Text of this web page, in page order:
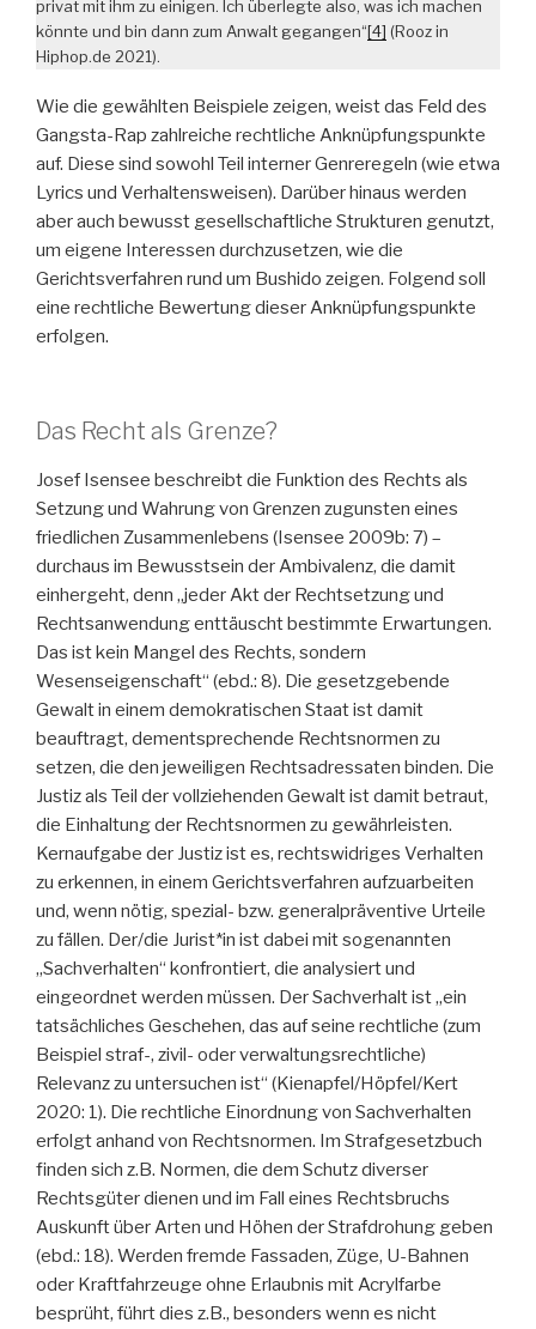
privat mit ihm zu einigen. Ich überlegte also, was ich machen
könnte und bin dann zum Anwalt gegangen“[4] (Rooz in
Hiphop.de 2021).
Wie die gewählten Beispiele zeigen, weist das Feld des
Gangsta-Rap zahlreiche rechtliche Anknüpfungspunkte
auf. Diese sind sowohl Teil interner Genreregeln (wie etwa
Lyrics und Verhaltensweisen). Darüber hinaus werden
aber auch bewusst gesellschaftliche Strukturen genutzt,
um eigene Interessen durchzusetzen, wie die
Gerichtsverfahren rund um Bushido zeigen. Folgend soll
eine rechtliche Bewertung dieser Anknüpfungspunkte
erfolgen.
Das Recht als Grenze?
Josef Isensee beschreibt die Funktion des Rechts als
Setzung und Wahrung von Grenzen zugunsten eines
friedlichen Zusammenlebens (Isensee 2009b: 7) –
durchaus im Bewusstsein der Ambivalenz, die damit
einhergeht, denn „jeder Akt der Rechtsetzung und
Rechtsanwendung enttäuscht bestimmte Erwartungen.
Das ist kein Mangel des Rechts, sondern
Wesenseigenschaft“ (ebd.: 8). Die gesetzgebende
Gewalt in einem demokratischen Staat ist damit
beauftragt, dementsprechende Rechtsnormen zu
setzen, die den jeweiligen Rechtsadressaten binden. Die
Justiz als Teil der vollziehenden Gewalt ist damit betraut,
die Einhaltung der Rechtsnormen zu gewährleisten.
Kernaufgabe der Justiz ist es, rechtswidriges Verhalten
zu erkennen, in einem Gerichtsverfahren aufzuarbeiten
und, wenn nötig, spezial- bzw. generalpräventive Urteile
zu fällen. Der/die Jurist*in ist dabei mit sogenannten
„Sachverhalten“ konfrontiert, die analysiert und
eingeordnet werden müssen. Der Sachverhalt ist „ein
tatsächliches Geschehen, das auf seine rechtliche (zum
Beispiel straf-, zivil- oder verwaltungsrechtliche)
Relevanz zu untersuchen ist“ (Kienapfel/Höpfel/Kert
2020: 1). Die rechtliche Einordnung von Sachverhalten
erfolgt anhand von Rechtsnormen. Im Strafgesetzbuch
finden sich z.B. Normen, die dem Schutz diverser
Rechtsgüter dienen und im Fall eines Rechtsbruchs
Auskunft über Arten und Höhen der Strafdrohung geben
(ebd.: 18). Werden fremde Fassaden, Züge, U-Bahnen
oder Kraftfahrzeuge ohne Erlaubnis mit Acrylfarbe
besprüht, führt dies z.B., besonders wenn es nicht